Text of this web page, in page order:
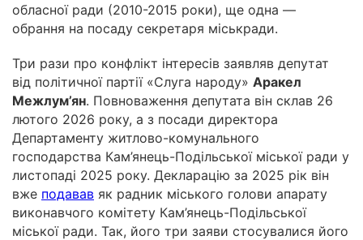
обласної ради (2010-2015 роки), ще одна —
обрання на посаду секретаря міськради.
Три рази про конфлікт інтересів заявляв депутат
від політичної партії «Слуга народу» Аракел
Межлум’ян. Повноваження депутата він склав 26
лютого 2026 року, а з посади директора
Департаменту житлово-комунального
господарства Кам’янець-Подільської міської ради у
листопаді 2025 року. Декларацію за 2025 рік він
вже подавав як радник міського голови апарату
виконавчого комітету Кам’янець-Подільської
міської ради. Так, його три заяви стосувалися його